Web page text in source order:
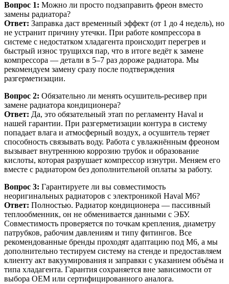
Вопрос 1: Можно ли просто подзаправить фреон вместо
замены радиатора?
Ответ: Заправка даст временный эффект (от 1 до 4 недель), но
не устранит причину утечки. При работе компрессора в
системе с недостатком хладагента происходит перегрев и
быстрый износ трущихся пар, что в итоге ведёт к замене
компрессора — детали в 5–7 раз дороже радиатора. Мы
рекомендуем замену сразу после подтверждения
разгерметизации.
Вопрос 2: Обязательно ли менять осушитель-ресивер при
замене радиатора кондиционера?
Ответ: Да, это обязательный этап по регламенту Haval и
нашей гарантии. При разгерметизации контура в систему
попадает влага и атмосферный воздух, а осушитель теряет
способность связывать воду. Работа с увлажнённым фреоном
вызывает внутреннюю коррозию трубок и образование
кислоты, которая разрушает компрессор изнутри. Меняем его
вместе с радиатором без дополнительной оплаты за работу.
Вопрос 3: Гарантируете ли вы совместимость
неоригинальных радиаторов с электроникой Haval M6?
Ответ: Полностью. Радиатор кондиционера — пассивный
теплообменник, он не обменивается данными с ЭБУ.
Совместимость проверяется по точкам крепления, диаметру
патрубков, рабочим давлениям и типу фитингов. Все
рекомендованные бренды проходят адаптацию под M6, а мы
дополнительно тестируем систему на стенде и предоставляем
клиенту акт вакуумирования и заправки с указанием объёма и
типа хладагента. Гарантия сохраняется вне зависимости от
выбора OEM или сертифицированного аналога.